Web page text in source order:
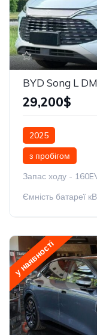
29,200$
2025
з пробігом
Запас ходу -
Ємність батареї
у наявності